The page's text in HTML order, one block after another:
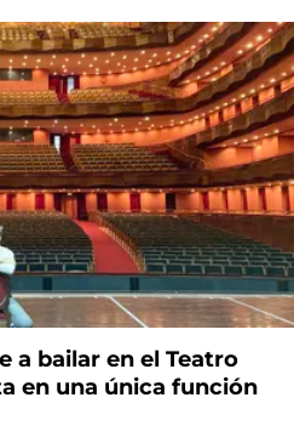
a bailar en el Teatro
en una única función